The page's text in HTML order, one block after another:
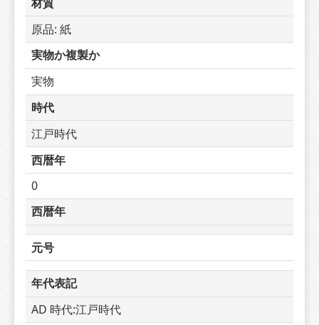
原品: 紙
実物か複製か
実物
時代
江戸時代
西暦年
0
西暦年
元号
年代表記
AD 時代:江戸時代